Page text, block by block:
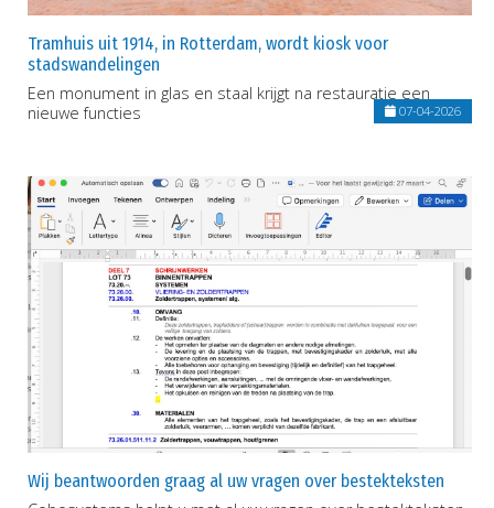
Tramhuis uit 1914, in Rotterdam, wordt kiosk voor
stadswandelingen
Een monument in glas en staal krijgt na restauratie een
nieuwe functies
07-04-2026
Wij beantwoorden graag al uw vragen over bestekteksten